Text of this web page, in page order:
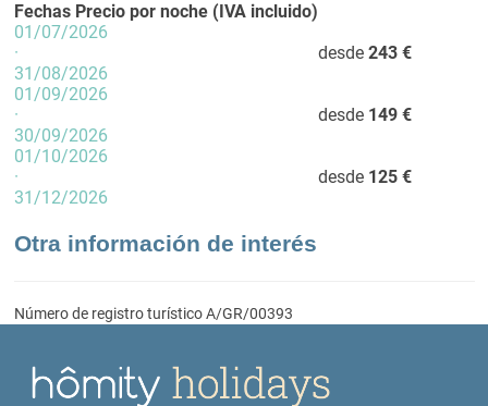
Fechas Precio por noche (IVA incluido)
01/07/2026
·
31/08/2026
desde 243 €
01/09/2026
·
30/09/2026
desde 149 €
01/10/2026
·
31/12/2026
desde 125 €
Otra información de interés
Número de registro turístico A/GR/00393